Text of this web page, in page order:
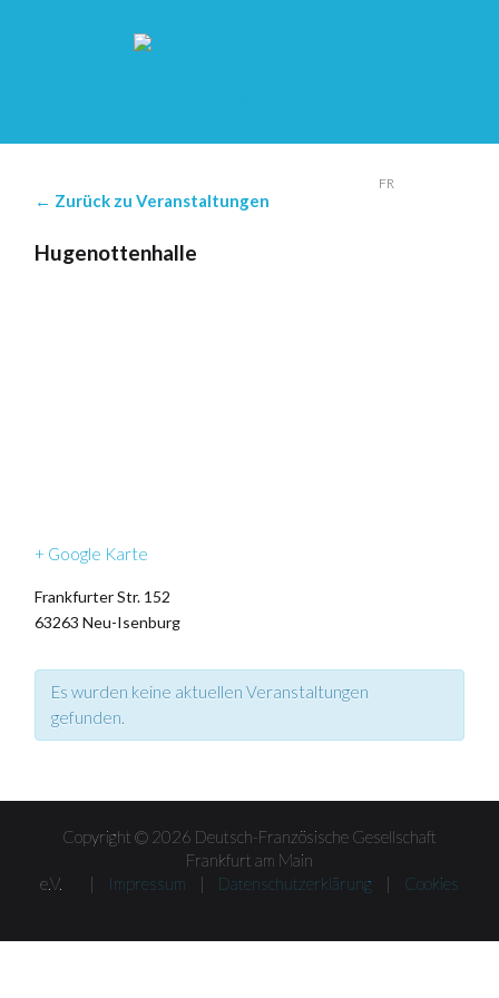
FR
← Zurück zu Veranstaltungen
Hugenottenhalle
+ Google Karte
Frankfurter Str. 152
63263 Neu-Isenburg
Es wurden keine aktuellen Veranstaltungen
gefunden.
Listen
Navigation
Copyright © 2026 Deutsch-Französische Gesellschaft
Frankfurt am Main
e.V. |
Impressum | Datenschutzerklärung | Cookies